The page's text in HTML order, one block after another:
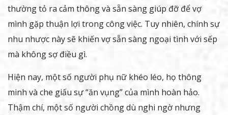
thường tỏ ra cảm thông và sẵn sàng giúp đỡ để vợ
mình gặp thuận lợi trong công việc. Tuy nhiên, chính sự
nhu nhược này sẽ khiến vợ sẵn sàng ngoại tình với sếp
mà không sợ điều gì.
Hiện nay, một số người phụ nữ khéo léo, họ thông
minh và che giấu sự “ăn vụng” của mình hoàn hảo.
Thậm chí, một số người chồng dù nghi ngờ nhưng